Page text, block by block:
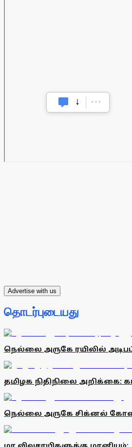
Advertise with us
தொடர்புடையது
நெல்லை அருகே ரயிலில்
தமிழக நிதிநிலை அறிக்கை:
நெல்லை அருகே சிக்னல்